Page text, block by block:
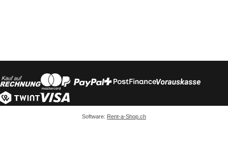
Software: Rent-a-Shop.ch